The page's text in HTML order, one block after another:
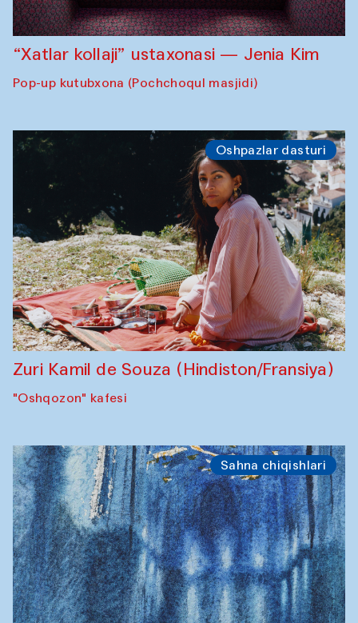
“Xatlar kollaji” ustaxonasi — Jenia Kim
Pop-up kutubxona (Pochchoqul masjidi)
Oshpazlar dasturi
Zuri Kamil de Souza (Hindiston/Fransiya)
"Oshqozon" kafesi
Sahna chiqishlari